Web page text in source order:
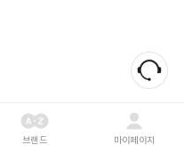
브랜드 마이페이지